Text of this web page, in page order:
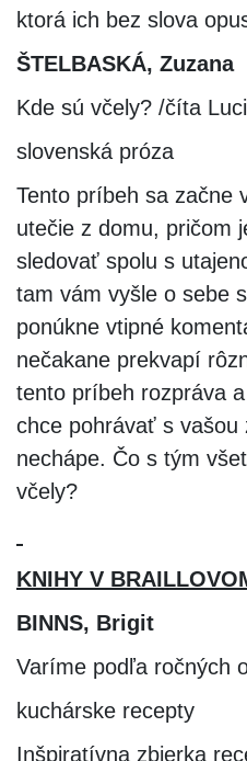
ktorá ich bez slova
ŠTELBASKÁ, Zuzana
Kde sú včely? /číta
slovenská próza
Tento príbeh sa začne
utečie z domu, pričom
sledovať spolu s
tam vám vyšle o sebe
ponúkne vtipné
nečakane prekvapí
tento príbeh rozpráva
chce pohrávať s vašou
nechápe. Čo s tým
včely?
KNIHY V
BINNS, Brigit
Varíme podľa ročných
kuchárske recepty
Inšpiratívna zbierka